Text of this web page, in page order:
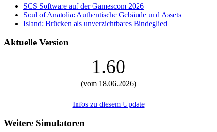
SCS Software auf der Gamescom 2026
Soul of Anatolia: Authentische Gebäude und Assets
Island: Brücken als unverzichtbares Bindeglied
Aktuelle Version
1.60
(vom 18.06.2026)
Infos zu diesem Update
Weitere Simulatoren